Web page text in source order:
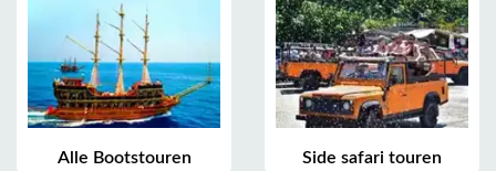
Alle Bootstouren Side safari touren